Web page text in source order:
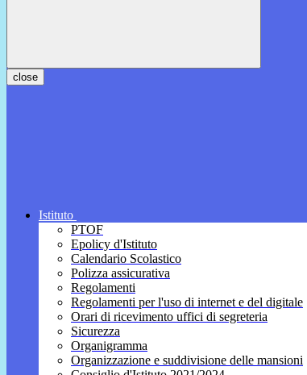
close
Istituto
PTOF
Epolicy d'Istituto
Calendario Scolastico
Polizza assicurativa
Regolamenti
Regolamenti per l'uso di internet e del digitale
Orari di ricevimento uffici di segreteria
Sicurezza
Organigramma
Organizzazione e suddivisione delle mansioni